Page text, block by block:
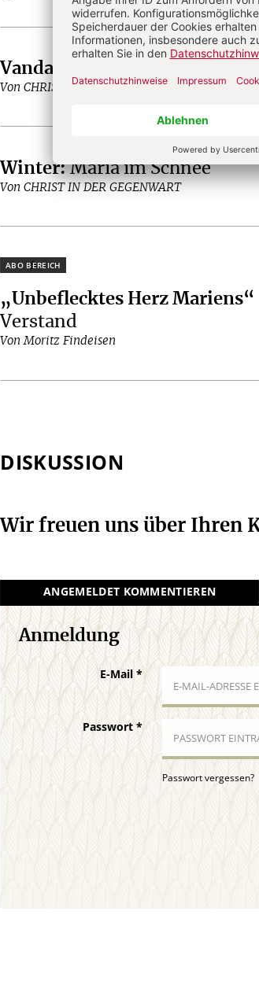
Vandalismus in Medjugorje
Von CHRIST IN DER GEGENWART
Winter:Maria im Schnee
Von CHRIST IN DER GEGENWART
Plus
„Unbeflecktes Herz Mariens“
Verstand
Von Moritz Findeisen
DISKUSSION
Wir freuen uns über Ihren
ANGEMELDET KOMMENTIEREN
Anmeldung
E-Mail *
Passwort*
Passwort vergessen?